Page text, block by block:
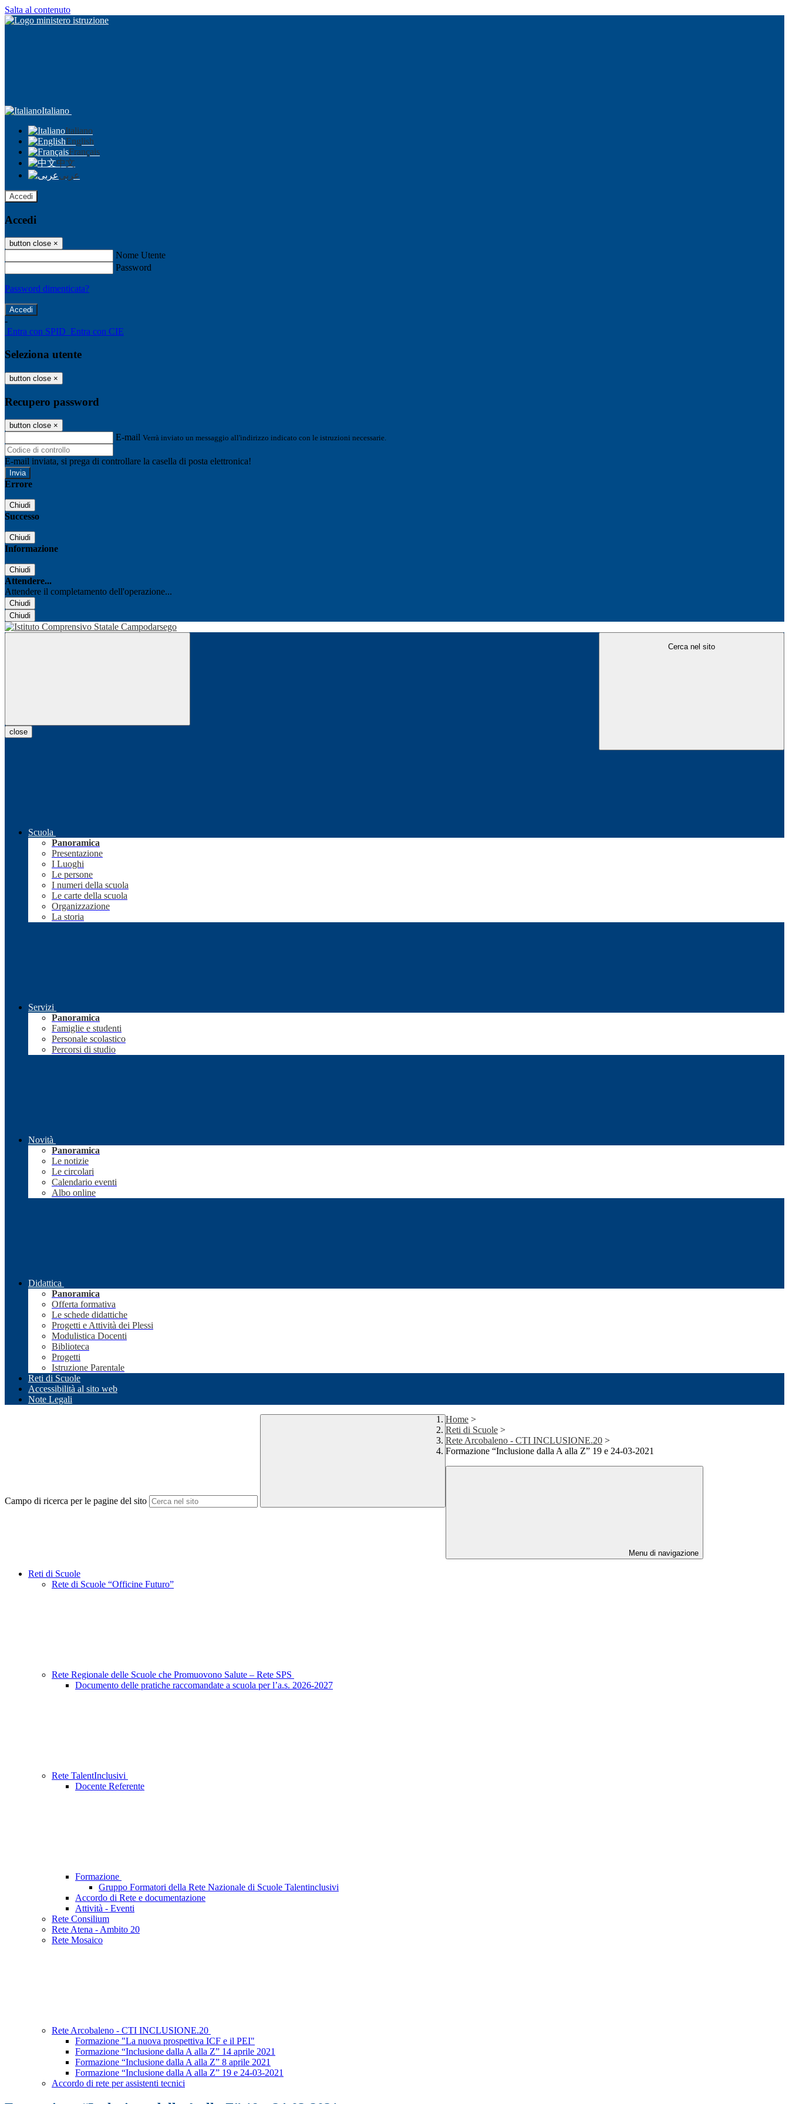
Salta al contenuto
Italiano
Italiano
English
Français
中文
عربى
Accedi
Accedi
button close ×
Nome Utente
Password
Password dimenticata?
-
Entra con SPID Entra con CIE
Seleziona utente
button close ×
Recupero password
button close ×
E-mail Verrà inviato un messaggio all'indirizzo indicato con le istruzioni necessarie.
E-mail inviata, si prega di controllare la casella di posta elettronica!
Errore
Chiudi
Successo
Chiudi
Informazione
Chiudi
Attendere...
Attendere il completamento dell'operazione...
Chiudi
Chiudi
Cerca nel sito
close
Scuola
Panoramica
Presentazione
I Luoghi
Le persone
I numeri della scuola
Le carte della scuola
Organizzazione
La storia
Servizi
Panoramica
Famiglie e studenti
Personale scolastico
Percorsi di studio
Novità
Panoramica
Le notizie
Le circolari
Calendario eventi
Albo online
Didattica
Panoramica
Offerta formativa
Le schede didattiche
Progetti e Attività dei Plessi
Modulistica Docenti
Biblioteca
Progetti
Istruzione Parentale
Reti di Scuole
Accessibilità al sito web
Note Legali
Campo di ricerca per le pagine del sito
Home >
Reti di Scuole >
Rete Arcobaleno - CTI INCLUSIONE.20 >
Formazione “Inclusione dalla A alla Z” 19 e 24-03-2021
Menu di navigazione
Reti di Scuole
Rete di Scuole “Officine Futuro”
Rete Regionale delle Scuole che Promuovono Salute – Rete SPS
Documento delle pratiche raccomandate a scuola per l’a.s. 2026-2027
Rete TalentInclusivi
Docente Referente
Formazione
Gruppo Formatori della Rete Nazionale di Scuole Talentinclusivi
Accordo di Rete e documentazione
Attività - Eventi
Rete Consilium
Rete Atena - Ambito 20
Rete Mosaico
Rete Arcobaleno - CTI INCLUSIONE.20
Formazione "La nuova prospettiva ICF e il PEI"
Formazione “Inclusione dalla A alla Z” 14 aprile 2021
Formazione “Inclusione dalla A alla Z” 8 aprile 2021
Formazione “Inclusione dalla A alla Z” 19 e 24-03-2021
Accordo di rete per assistenti tecnici